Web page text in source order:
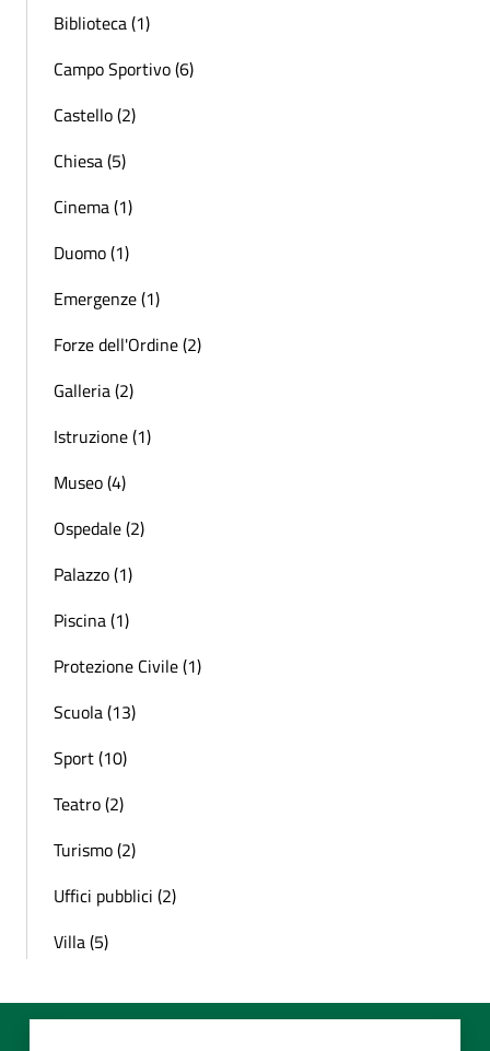
Biblioteca (1)
Campo Sportivo (6)
Castello (2)
Chiesa (5)
Cinema (1)
Duomo (1)
Emergenze (1)
Forze dell'Ordine (2)
Galleria (2)
Istruzione (1)
Museo (4)
Ospedale (2)
Palazzo (1)
Piscina (1)
Protezione Civile (1)
Scuola (13)
Sport (10)
Teatro (2)
Turismo (2)
Uffici pubblici (2)
Villa (5)